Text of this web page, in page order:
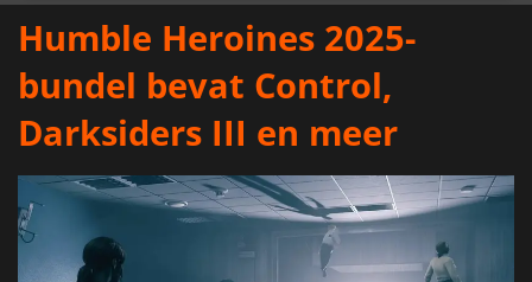
SOFTWARE
Humble Heroines 2025-
bundel bevat Control,
Darksiders III en meer